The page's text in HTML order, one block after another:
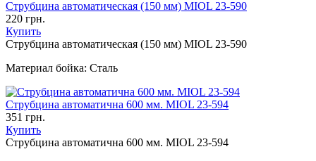
Струбцина автоматическая (150 мм) MIOL 23-590
220 грн.
Купить
Струбцина автоматическая (150 мм) MIOL 23-590
Материал бойка: Сталь
Струбцина автоматична 600 мм. MIOL 23-594
351 грн.
Купить
Струбцина автоматична 600 мм. MIOL 23-594